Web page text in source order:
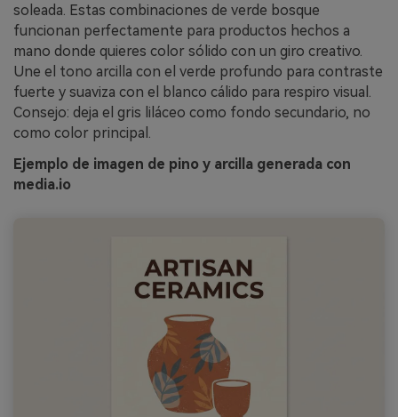
soleada. Estas combinaciones de verde bosque
funcionan perfectamente para productos hechos a
mano donde quieres color sólido con un giro creativo.
Une el tono arcilla con el verde profundo para contraste
fuerte y suaviza con el blanco cálido para respiro visual.
Consejo: deja el gris liláceo como fondo secundario, no
como color principal.
Ejemplo de imagen de pino y arcilla generada con
media.io